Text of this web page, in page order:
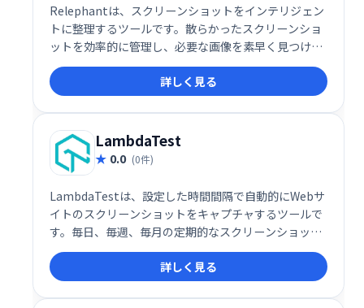
Relephantは、スクリーンショットをインテリジェン
トに整理するツールです。散らかったスクリーンショ
ットを効率的に管理し、必要な画像を素早く見つけら
れます。検索機能も充実しており、作業効率の向上に
貢献します。
詳しく見る
LambdaTest
0.0 (0件)
LambdaTestは、設定した時間間隔で自動的にWebサ
イトのスクリーンショットをキャプチャするツールで
す。毎日、毎週、毎月の定期的なスクリーンショット
テストをスケジュール設定でき、結果はメールで受け
取れます。効率的なWebサイト監視・テストを実現し
ます。
詳しく見る